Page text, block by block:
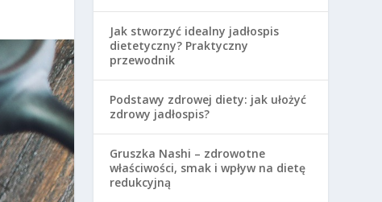
Jak stworzyć idealny jadłospis
dietetyczny? Praktyczny
przewodnik
Podstawy zdrowej diety: jak ułożyć
zdrowy jadłospis?
Gruszka Nashi – zdrowotne
właściwości, smak i wpływ na dietę
redukcyjną